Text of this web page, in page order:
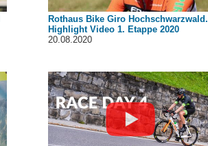
Rothaus Bike Giro Hochschwarzwald.
Highlight Video 1. Etappe 2020
20.08.2020